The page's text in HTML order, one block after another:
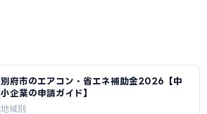
別府市のエアコン・省エネ補助金2026【中
小企業の申請ガイド】
地域別